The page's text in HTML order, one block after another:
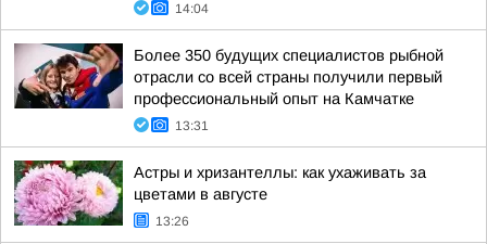
14:04
Более 350 будущих специалистов рыбной
отрасли со всей страны получили первый
профессиональный опыт на Камчатке
13:31
Астры и хризантеллы: как ухаживать за
цветами в августе
13:26